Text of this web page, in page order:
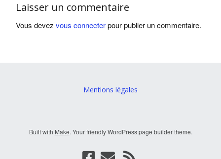
Laisser un commentaire
Vous devez vous connecterpour publier un commentaire.
Mentions légales
Built with Make. Your friendly WordPress page builder theme.